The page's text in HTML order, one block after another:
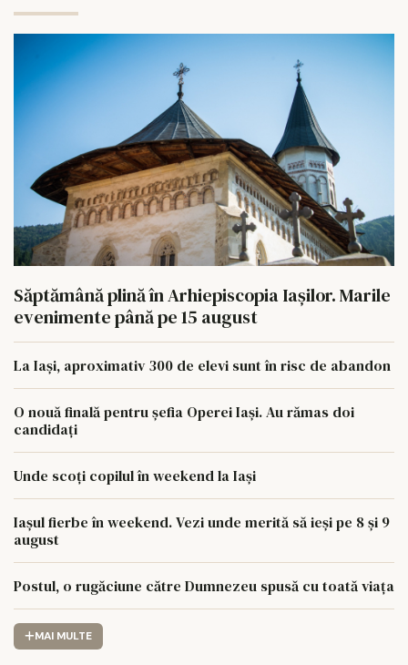
Săptămână plină în Arhiepiscopia Iașilor. Marile
evenimente până pe 15 august
La Iași, aproximativ 300 de elevi sunt în risc de abandon
O nouă finală pentru șefia Operei Iași. Au rămas doi
candidați
Unde scoți copilul în weekend la Iași
Iașul fierbe în weekend. Vezi unde merită să ieși pe 8 și 9
august
Postul, o rugăciune către Dumnezeu spusă cu toată viața
MAI MULTE